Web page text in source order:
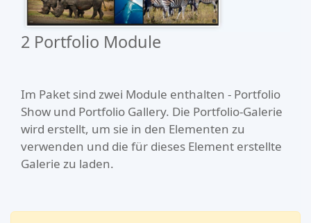
2 Portfolio Module
Im Paket sind zwei Module enthalten - Portfolio
Show und Portfolio Gallery. Die Portfolio-Galerie
wird erstellt, um sie in den Elementen zu
verwenden und die für dieses Element erstellte
Galerie zu laden.